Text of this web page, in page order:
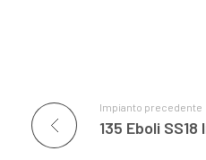
Impianto precedente
135 Eboli